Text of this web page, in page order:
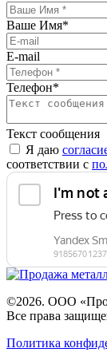
Ваше Имя*
E-mail
Телефон*
Текст сообщения
Я даю
соответствии с
©2026. ООО
Все права
Политика